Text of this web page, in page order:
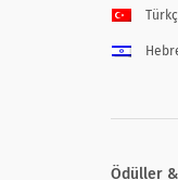
Ödüller